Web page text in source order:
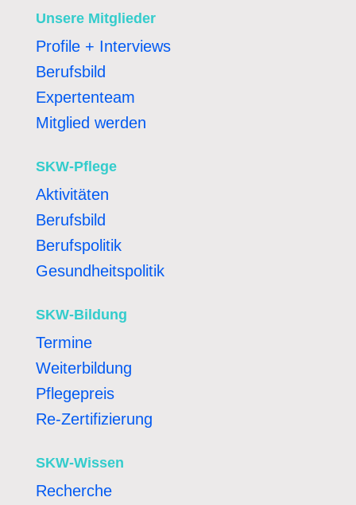
Unsere Mitglieder
Profile + Interviews
Berufsbild
Expertenteam
Mitglied werden
SKW-Pflege
Aktivitäten
Berufsbild
Berufspolitik
Gesundheitspolitik
SKW-Bildung
Termine
Weiterbildung
Pflegepreis
Re-Zertifizierung
SKW-Wissen
Recherche